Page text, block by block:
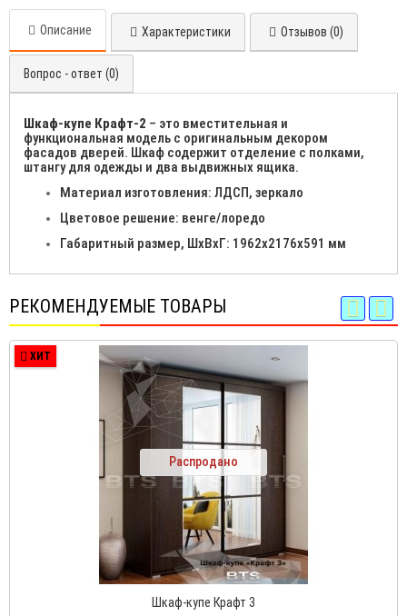
Описание Характеристики Отзывов (0)
Вопрос - ответ (0)
Шкаф-купе Крафт-2 – это вместительная и
функциональная модель с оригинальным декором
фасадов дверей. Шкаф содержит отделение с полками,
штангу для одежды и два выдвижных ящика.
Материал изготовления: ЛДСП, зеркало
Цветовое решение: венге/лоредо
Габаритный размер, ШхВхГ: 1962х2176х591 мм
РЕКОМЕНДУЕМЫЕ ТОВАРЫ
ХИТ
Распродано
Шкаф-купе Крафт 3